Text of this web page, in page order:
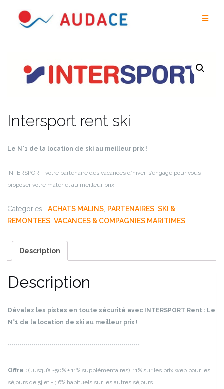
contenu
Intersport rent ski
Le N°1 de la location de ski au meilleur prix !
INTERSPORT, votre partenaire des vacances d’hiver, s’engage pour vous
proposer votre matériel au meilleur prix.
Catégories : ACHATS MALINS PARTENAIRES SKI &
REMONTEES VACANCES & COMPAGNIES MARITIMES
Description
Description
Dévalez les pistes en toute sécurité avec INTERSPORT Rent : Le
N°1 de la location de ski au meilleur prix !
******************************************************************
Offre : (Jusqu’à -50% + 11% supplémentaires) 11% sur les prix web pour les
séjours de 5j et + ; 6% habituels sur les autres séjours.